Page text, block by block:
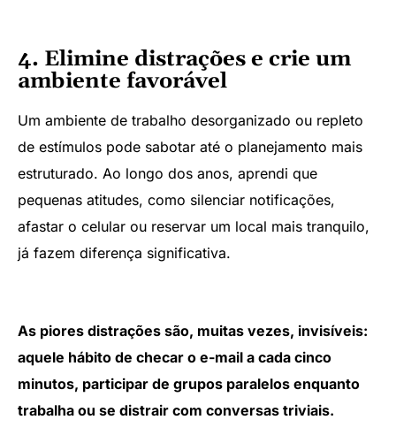
4. Elimine distrações e crie um
ambiente favorável
Um ambiente de trabalho desorganizado ou repleto
de estímulos pode sabotar até o planejamento mais
estruturado. Ao longo dos anos, aprendi que
pequenas atitudes, como silenciar notificações,
afastar o celular ou reservar um local mais tranquilo,
já fazem diferença significativa.
As piores distrações são, muitas vezes, invisíveis:
aquele hábito de checar o e-mail a cada cinco
minutos, participar de grupos paralelos enquanto
trabalha ou se distrair com conversas triviais.